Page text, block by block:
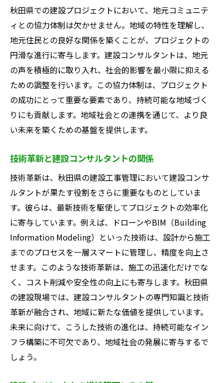
地域産業との連携によるプロジェクト推進
伝統と革新を融合した建設計画
地元の知恵を活かすコミュニティデザイン
地域独自の課題解決策の模索
建設コンサルタントが描く秋田県の活性化への
道筋
地域経済を活性化する建設プロジェクト
持続可能な観光インフラの整備
地域コミュニティの活性化戦略
地元雇用創出を目指したプロジェクト
地域ブランドを高める建設計画
秋田県の未来を共に創る建設コンサルタントの
ビジョン
未来志向のプロジェクトプランニング
地域住民との対話を重視した計画
次世代の育成を支える建設教育
持続可能な未来を見据えた都市計画
秋田県の成長を支えるビジョン
地域の可能性を最大限に引き出す戦略
秋田県での建設プロジェクトにおいて、地元コミュニテ
ィとの協力体制は欠かせません。地域の特性を理解し、
地元住民との良好な関係を築くことが、プロジェクトの
円滑な進行に寄与します。建設コンサルタントは、地元
の声を積極的に取り入れ、社会的影響を最小限に抑える
ための調整を行います。この協力体制は、プロジェクト
の成功にとって重要な要素であり、持続可能な地域づく
りにも貢献します。地域社会との連携を通じて、より良
い未来を築くための基盤を提供します。
技術革新と建設コンサルタントの関係
技術革新は、秋田県の建設工事管理において建設コンサ
ルタントが果たす役割をさらに重要なものとしていま
す。彼らは、最新技術を駆使してプロジェクトの効率化
に寄与しています。例えば、ドローンやBIM（Building
Information Modeling）といった技術は、設計から施工
までのプロセスを一層スマートに管理し、精度を向上さ
せます。このような技術革新は、施工の迅速化だけでな
く、コスト削減や安全性の向上にも寄与します。秋田県
の建設現場では、建設コンサルタントの専門知識と技術
革新が融合され、地域に新たな価値を提供しています。
未来に向けて、こうした技術の進化は、持続可能なイン
フラ構築に不可欠であり、地域社会の発展に寄与するで
しょう。